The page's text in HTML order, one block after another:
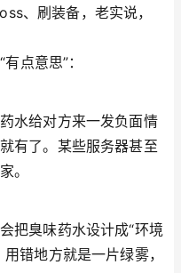
、刷装备，老实说，
点意思”：
水给对方来一发负面情
有了。某些服务器甚至
。
把臭味药水设计成“环境
错地方就是一片绿雾，